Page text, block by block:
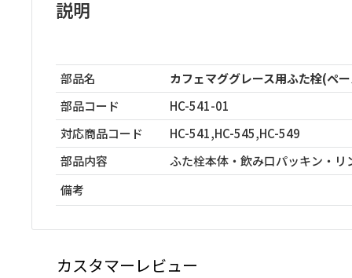
説明
部品名
カフェマググレース用ふた栓(ペ
部品コード
HC-541-01
対応商品コード
HC-541,HC-545,HC-549
部品内容
ふた栓本体・飲み口パッキン・リ
備考
カスタマーレビュー